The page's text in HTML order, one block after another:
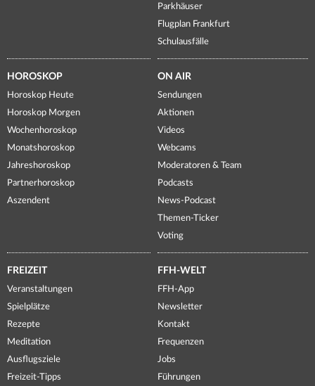
Parkhäuser
Flugplan Frankfurt
Schulausfälle
HOROSKOP
Horoskop Heute
Horoskop Morgen
Wochenhoroskop
Monatshoroskop
Jahreshoroskop
Partnerhoroskop
Aszendent
ON AIR
Sendungen
Aktionen
Videos
Webcams
Moderatoren & Team
Podcasts
News-Podcast
Themen-Ticker
Voting
FREIZEIT
Veranstaltungen
Spielplätze
Rezepte
Meditation
Ausflugsziele
Freizeit-Tipps
FFH-WELT
FFH-App
Newsletter
Kontakt
Frequenzen
Jobs
Führungen